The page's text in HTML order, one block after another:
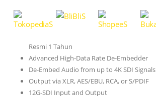
Resmi 1 Tahun
Advanced High-Data Rate De-Embedder
De-Embed Audio from up to 4K SDI Signals
Output via XLR, AES/EBU, RCA, or S/PDIF
12G-SDI Input and Output